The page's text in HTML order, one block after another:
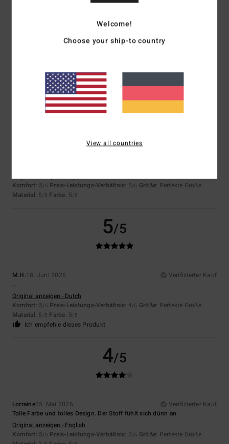
Original anzeigen - Português
Ich empfehle dieses Produkt
5 /5
Komfort: 5/5 Preis-Leistungs-Verhältnis: 5/5 Größe: Perfekte Größe
Material: 5 /5 Farbe: 5/5
5/5
M.H.18. Juni 2026
Verifizierter Kauf
...
Original anzeigen - Dutch
Komfort: 5/5 Preis-Leistungs-Verhältnis: 4/5 Größe: Perfekte Größe
Material: 5 /5 Farbe: 5/5
Ich empfehle dieses Produkt
4/5
Lorraine25. Mai 2026
Verifizierter Kauf
Tolle Farbe und tolles Design. Der Stoff fühlt sich dünn an.
Original anzeigen - English
Komfort: 5/5 Preis-Leistungs-Verhältnis: 2/5 Größe: Perfekte Größe
Welcome!
Choose your ship-to country
View all countries